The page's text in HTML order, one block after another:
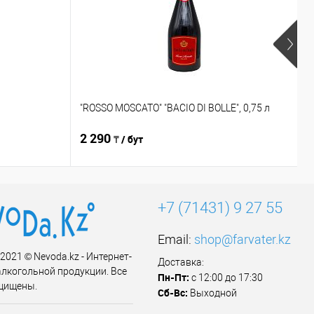
"ROSSO MOSCATO" "BACIO DI BOLLE", 0,75 л
2 290 ₸ / бут
© Nevoda.kz - Интернет-
продукции. Все
+7 (71431) 9 27 55
Email: shop@farvater.kz
Доставка:
Пн-Пт: с 12:00 до 17:30
Сб-Вс: Выходной